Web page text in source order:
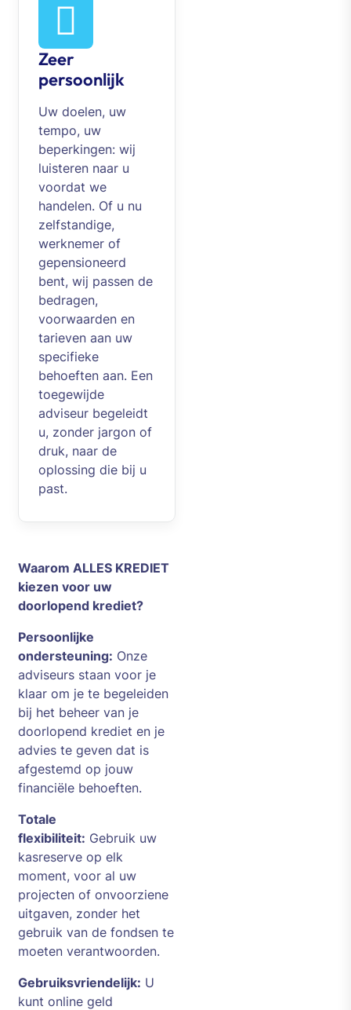
Zeer
persoonlijk
Uw doelen, uw
tempo, uw
beperkingen: wij
luisteren naar u
voordat we
handelen. Of u nu
zelfstandige,
werknemer of
gepensioneerd
bent, wij passen de
bedragen,
voorwaarden en
tarieven aan uw
specifieke
behoeften aan. Een
toegewijde
adviseur begeleidt
u, zonder jargon of
druk, naar de
oplossing die bij u
past.
Waarom ALLES KREDIET
kiezen voor uw
doorlopend krediet?
Persoonlijke
ondersteuning: Onze
adviseurs staan voor je
klaar om je te begeleiden
bij het beheer van je
doorlopend krediet en je
advies te geven dat is
afgestemd op jouw
financiële behoeften.
Totale
flexibiliteit: Gebruik uw
kasreserve op elk
moment, voor al uw
projecten of onvoorziene
uitgaven, zonder het
gebruik van de fondsen te
moeten verantwoorden.
Gebruiksvriendelijk: U
kunt online geld